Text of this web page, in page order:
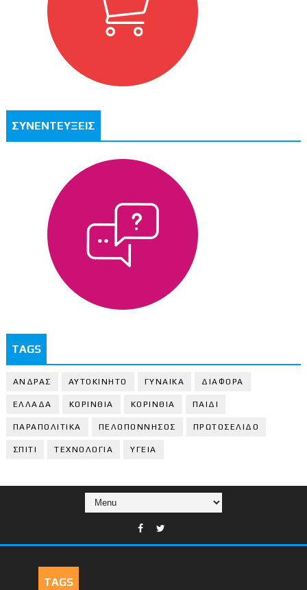
ΣΥΝΕΝΤΕΥΞΕΙΣ
TAGS
ΑΝΔΡΑΣ ΑΥΤΟΚΙΝΗΤΟ ΓΥΝΑΙΚΑ ΔΙΑΦΟΡΑ
ΕΛΛΑΔΑ ΚΟΡΙΝΘΙΑ ΚΟΡΙΝΘΙA ΠΑΙΔΙ
ΠΑΡΑΠΟΛΙΤΙΚΑ ΠΕΛΟΠΟΝΝΗΣΟΣ ΠΡΩΤΟΣΕΛΙΔΟ
ΣΠΙΤΙ ΤΕΧΝΟΛΟΓΙΑ ΥΓΕΙΑ
TAGS